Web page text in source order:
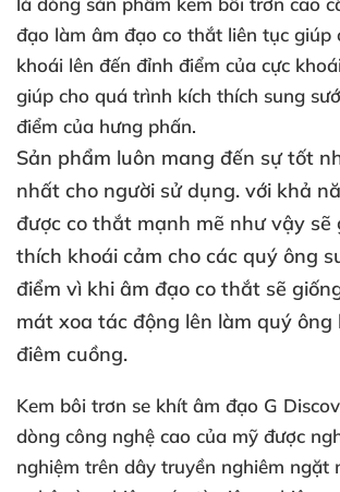
đạo làm âm đạo co thắt liên tục giúp
khoái lên đến đỉnh điểm của cực khoái
giúp cho quá trình kích thích sung
điểm của hưng phấn.
Sản phẩm luôn mang đến sự tốt
nhất cho người sử dụng. với khả
được co thắt mạnh mẽ như vậy sẽ
thích khoái cảm cho các quý ông
điểm vì khi âm đạo co thắt sẽ
mát xoa tác động lên làm quý ông
điêm cuồng.
Kem bôi trơn se khít âm đạo G
dòng công nghệ cao của mỹ được
nghiệm trên dây truyền nghiêm ngặt